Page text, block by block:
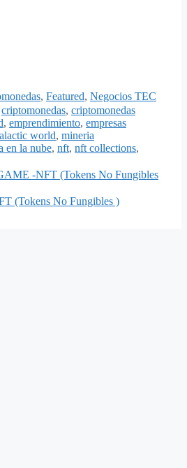
, Featured, Negocios TEC
criptomonedas, criptomonedas
, emprendimiento, empresas
world, mineria
en la nube, nft, nft collections,
-NFT (Tokens No Fungibles
(Tokens No Fungibles )